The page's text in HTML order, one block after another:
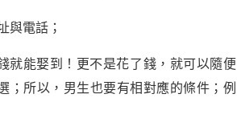
與電話；
就能娶到！更不是花了錢，就可以隨便
；所以，男生也要有相對應的條件；例